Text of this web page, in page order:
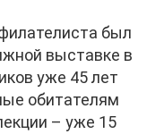
был
выставке в
уже 45 лет
обитателям
– уже 15